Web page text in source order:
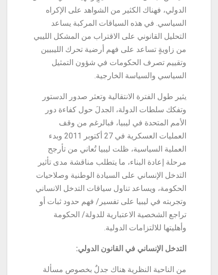
الدولي، فهناك الكثير من الشواهد على الإكراه
السياسي. في هذه السياقات المركبة يساعد
التحليل القانوني على الاقتراب من المشكل الليبي
من زاويةٍ تساعد على فهم أرضية تحرك الليبيين
وتقييم تصرف الحكومات في شؤون التمثيل
السياسي والسياسة الخارجية.
يثير طول الفترة الانتقالية وتعثر صدور الدستور
وتفكك سلطات الدولة، الجدلَ حول كفاءة دور
الأمم المتحدة في ليبيا، فبالرغم من وقف
العمليات العسكرية في 27 أكتوبر 2011 وبدء
العملية السياسية، ظلت ليبيا تُعاني من تأرجح
مرحلة إعادة البناء، ما يتطلب مناقشة مدى تأثير
التدخل الإنساني على السيادة الوطنية وصلاحيات
الحكومة، ويساعد تناول سياقات التدخل الانساني
وتجربته في ليبيا على تفسير/ فهم حدود ثبات أو
تراجع الشخصية الاعتبارية للدولة/ الحكومة
وأهليتها للالتزامات الدولية.
التدخل الإنساني في القانون الدولي:
من الناحية النظرية هناك جدلٌ بخصوص مسألة